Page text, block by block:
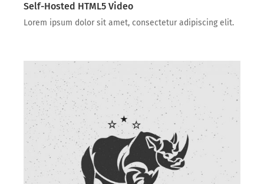
Self-Hosted HTML5 Video
Lorem ipsum dolor sit amet, consectetur adipiscing elit.